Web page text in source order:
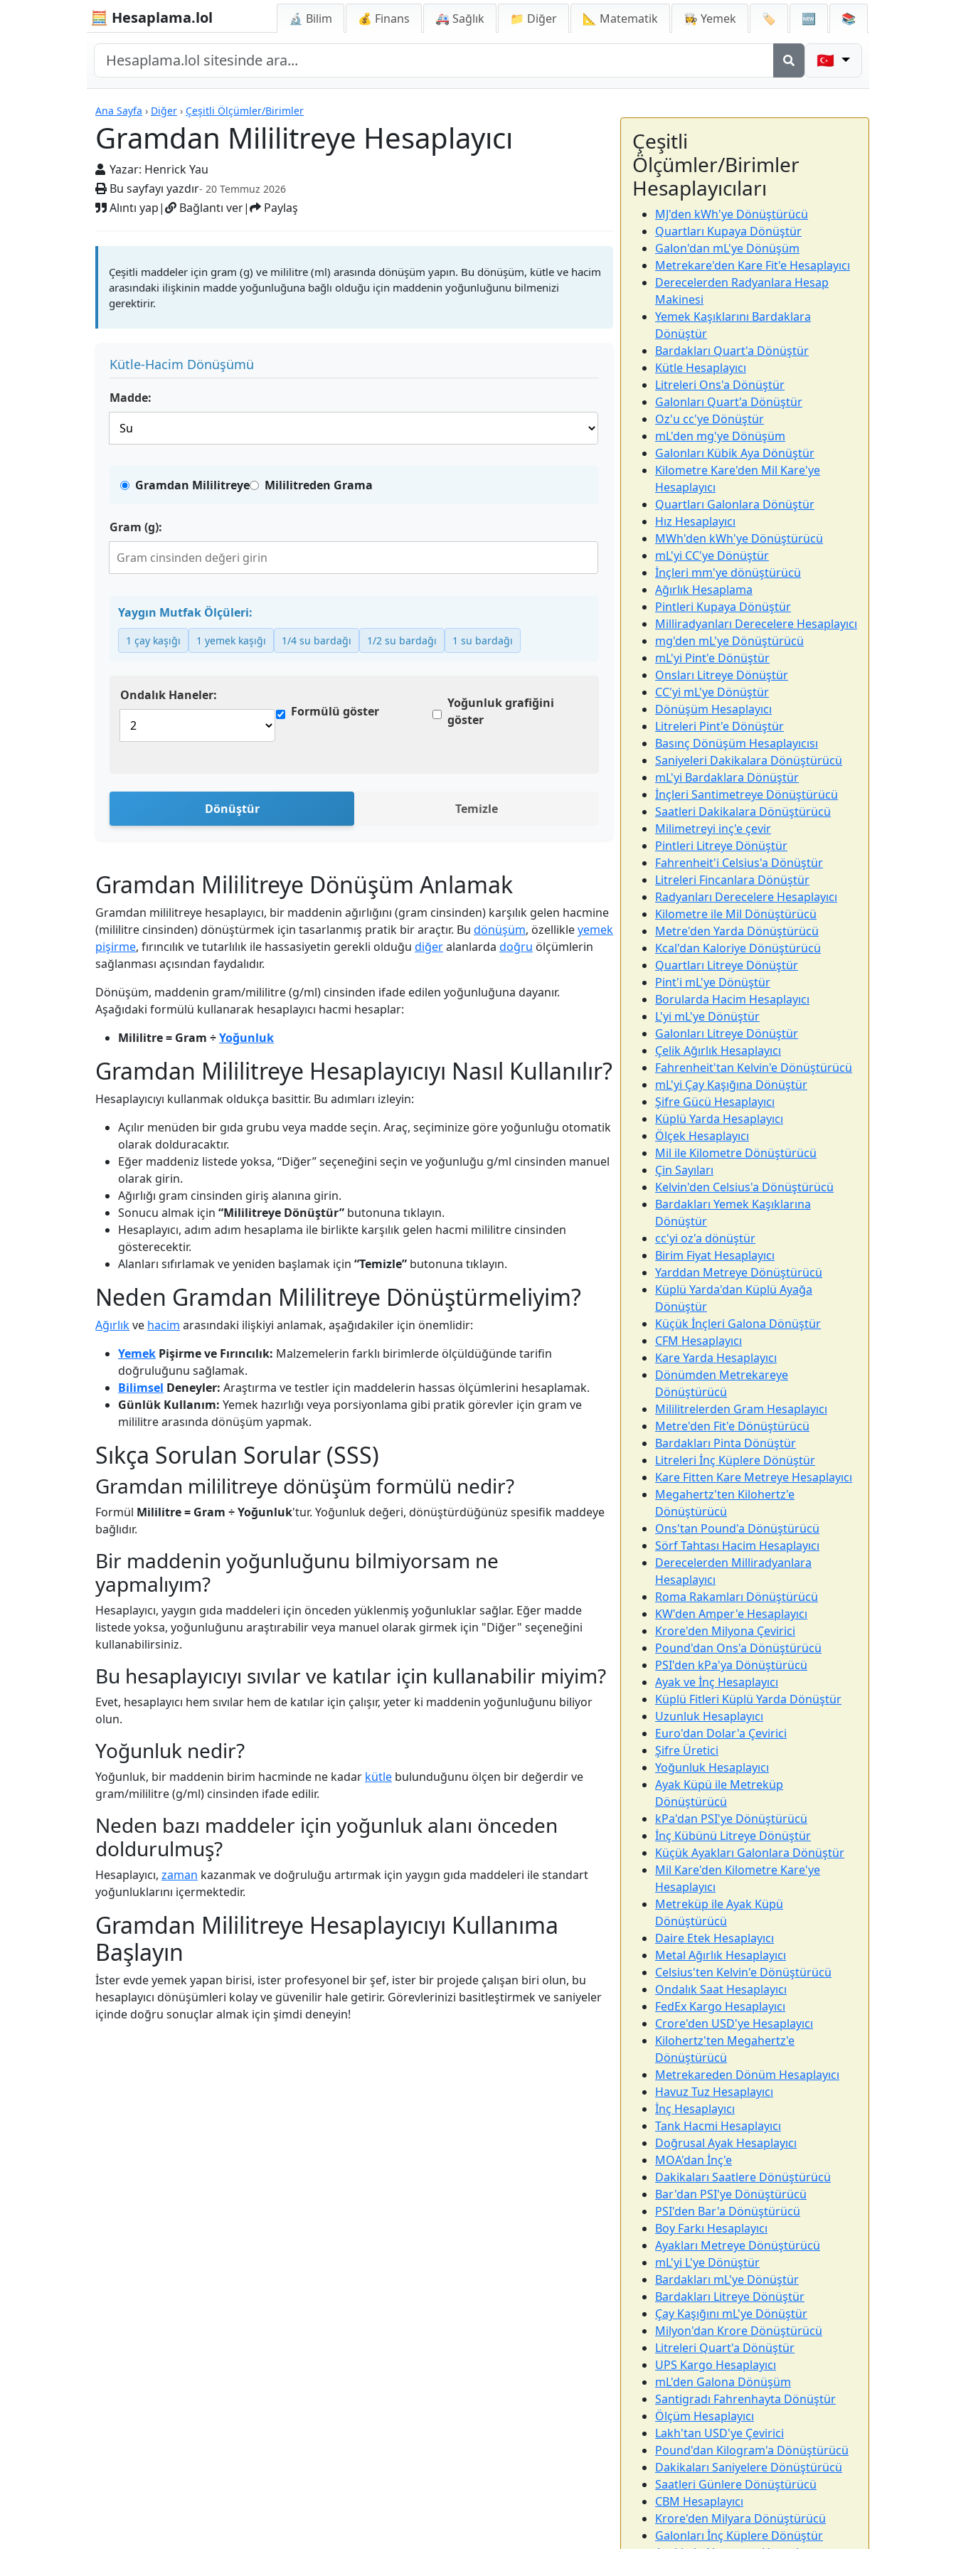
🧮 Hesaplama.lol 🔬 Bilim 💰 Finans 🚑 Sağlık 📁 Diğer 📐 Matematik 👩‍🍳 Yemek 🏷️ 🆕 📚
🇹🇷
Ana Sayfa › Diğer › Çeşitli Ölçümler/Birimler
Gramdan Mililitreye Hesaplayıcı
Yazar: Henrick Yau
Bu sayfayı yazdır- 20 Temmuz 2026
Alıntı yap| Bağlantı ver| Paylaş
Hesap Makineleri
Çeşitli maddeler için gram (g) ve mililitre (ml) arasında dönüşüm yapın. Bu dönüşüm, kütle ve hacim
arasındaki ilişkinin madde yoğunluğuna bağlı olduğu için maddenin yoğunluğunu bilmenizi
gerektirir.
Kütle-Hacim Dönüşümü
Madde:
Gramdan Mililitreye Mililitreden Grama
Gram (g):
Yaygın Mutfak Ölçüleri:
1 çay kaşığı 1 yemek kaşığı 1/4 su bardağı 1/2 su bardağı 1 su bardağı
Ondalık Haneler:
Formülü göster
Yoğunluk grafiğini
göster
Dönüştür Temizle
Gramdan Mililitreye Dönüşüm Anlamak
Gramdan mililitreye hesaplayıcı, bir maddenin ağırlığını (gram cinsinden) karşılık gelen hacmine
(mililitre cinsinden) dönüştürmek için tasarlanmış pratik bir araçtır. Bu dönüşüm, özellikleyemek
pişirme, fırıncılık ve tutarlılık ile hassasiyetin gerekli olduğu diğeralanlarda doğru ölçümlerin
sağlanması açısından faydalıdır.
Dönüşüm, maddenin gram/mililitre (g/ml) cinsinden ifade edilen yoğunluğuna dayanır.
Aşağıdaki formülü kullanarak hesaplayıcı hacmi hesaplar:
Mililitre = Gram ÷Yoğunluk
Gramdan Mililitreye Hesaplayıcıyı Nasıl Kullanılır?
Hesaplayıcıyı kullanmak oldukça basittir. Bu adımları izleyin:
Açılır menüden bir gıda grubu veya madde seçin. Araç, seçiminize göre yoğunluğu otomatik
olarak dolduracaktır.
Eğer maddeniz listede yoksa, “Diğer” seçeneğini seçin ve yoğunluğu g/ml cinsinden manuel
olarak girin.
Ağırlığı gram cinsinden giriş alanına girin.
Sonucu almak için “Mililitreye Dönüştür” butonuna tıklayın.
Hesaplayıcı, adım adım hesaplama ile birlikte karşılık gelen hacmi mililitre cinsinden
gösterecektir.
Alanları sıfırlamak ve yeniden başlamak için “Temizle” butonuna tıklayın.
Neden Gramdan Mililitreye Dönüştürmeliyim?
Ağırlıkve hacim arasındaki ilişkiyi anlamak, aşağıdakiler için önemlidir:
Yemek Pişirme ve Fırıncılık: Malzemelerin farklı birimlerde ölçüldüğünde tarifin
doğruluğunu sağlamak.
Bilimsel Deneyler: Araştırma ve testler için maddelerin hassas ölçümlerini hesaplamak.
Günlük Kullanım: Yemek hazırlığı veya porsiyonlama gibi pratik görevler için gram ve
mililitre arasında dönüşüm yapmak.
Sıkça Sorulan Sorular (SSS)
Gramdan mililitreye dönüşüm formülü nedir?
Formül Mililitre = Gram ÷ Yoğunluk'tur. Yoğunluk değeri, dönüştürdüğünüz spesifik maddeye
bağlıdır.
Bir maddenin yoğunluğunu bilmiyorsam ne
yapmalıyım?
Hesaplayıcı, yaygın gıda maddeleri için önceden yüklenmiş yoğunluklar sağlar. Eğer madde
listede yoksa, yoğunluğunu araştırabilir veya manuel olarak girmek için "Diğer" seçeneğini
kullanabilirsiniz.
Bu hesaplayıcıyı sıvılar ve katılar için kullanabilir miyim?
Evet, hesaplayıcı hem sıvılar hem de katılar için çalışır, yeter ki maddenin yoğunluğunu biliyor
olun.
Yoğunluk nedir?
Yoğunluk, bir maddenin birim hacminde ne kadar kütle bulunduğunu ölçen bir değerdir ve
gram/mililitre (g/ml) cinsinden ifade edilir.
Neden bazı maddeler için yoğunluk alanı önceden
doldurulmuş?
Hesaplayıcı, zaman kazanmak ve doğruluğu artırmak için yaygın gıda maddeleri ile standart
yoğunluklarını içermektedir.
Gramdan Mililitreye Hesaplayıcıyı Kullanıma
Başlayın
İster evde yemek yapan birisi, ister profesyonel bir şef, ister bir projede çalışan biri olun, bu
hesaplayıcı dönüşümleri kolay ve güvenilir hale getirir. Görevlerinizi basitleştirmek ve saniyeler
içinde doğru sonuçlar almak için şimdi deneyin!
Çeşitli
Ölçümler/Birimler
Hesaplayıcıları
MJ'den kWh'ye Dönüştürücü
Quartları Kupaya Dönüştür
Galon'dan mL'ye Dönüşüm
Metrekare'den Kare Fit'e Hesaplayıcı
Derecelerden Radyanlara Hesap
Makinesi
Yemek Kaşıklarını Bardaklara
Dönüştür
Bardakları Quart'a Dönüştür
Kütle Hesaplayıcı
Litreleri Ons'a Dönüştür
Galonları Quart'a Dönüştür
Oz'u cc'ye Dönüştür
mL'den mg'ye Dönüşüm
Galonları Kübik Aya Dönüştür
Kilometre Kare'den Mil Kare'ye
Hesaplayıcı
Quartları Galonlara Dönüştür
Hız Hesaplayıcı
MWh'den kWh'ye Dönüştürücü
mL'yi CC'ye Dönüştür
İnçleri mm'ye dönüştürücü
Ağırlık Hesaplama
Pintleri Kupaya Dönüştür
Milliradyanları Derecelere Hesaplayıcı
mg'den mL'ye Dönüştürücü
mL'yi Pint'e Dönüştür
Onsları Litreye Dönüştür
CC'yi mL'ye Dönüştür
Dönüşüm Hesaplayıcı
Litreleri Pint'e Dönüştür
Basınç Dönüşüm Hesaplayıcısı
Saniyeleri Dakikalara Dönüştürücü
mL'yi Bardaklara Dönüştür
İnçleri Santimetreye Dönüştürücü
Saatleri Dakikalara Dönüştürücü
Milimetreyi inç'e çevir
Pintleri Litreye Dönüştür
Fahrenheit'i Celsius'a Dönüştür
Litreleri Fincanlara Dönüştür
Radyanları Derecelere Hesaplayıcı
Kilometre ile Mil Dönüştürücü
Metre'den Yarda Dönüştürücü
Kcal'dan Kaloriye Dönüştürücü
Quartları Litreye Dönüştür
Pint'i mL'ye Dönüştür
Borularda Hacim Hesaplayıcı
L'yi mL'ye Dönüştür
Galonları Litreye Dönüştür
Çelik Ağırlık Hesaplayıcı
Fahrenheit'tan Kelvin'e Dönüştürücü
mL'yi Çay Kaşığına Dönüştür
Şifre Gücü Hesaplayıcı
Küplü Yarda Hesaplayıcı
Ölçek Hesaplayıcı
Mil ile Kilometre Dönüştürücü
Çin Sayıları
Kelvin'den Celsius'a Dönüştürücü
Bardakları Yemek Kaşıklarına
Dönüştür
cc'yi oz'a dönüştür
Birim Fiyat Hesaplayıcı
Yarddan Metreye Dönüştürücü
Küplü Yarda'dan Küplü Ayağa
Dönüştür
Küçük İnçleri Galona Dönüştür
CFM Hesaplayıcı
Kare Yarda Hesaplayıcı
Dönümden Metrekareye
Dönüştürücü
Mililitrelerden Gram Hesaplayıcı
Metre'den Fit'e Dönüştürücü
Bardakları Pinta Dönüştür
Litreleri İnç Küplere Dönüştür
Kare Fitten Kare Metreye Hesaplayıcı
Megahertz'ten Kilohertz'e
Dönüştürücü
Ons'tan Pound'a Dönüştürücü
Sörf Tahtası Hacim Hesaplayıcı
Derecelerden Milliradyanlara
Hesaplayıcı
Roma Rakamları Dönüştürücü
KW'den Amper'e Hesaplayıcı
Krore'den Milyona Çevirici
Pound'dan Ons'a Dönüştürücü
PSI'den kPa'ya Dönüştürücü
Ayak ve İnç Hesaplayıcı
Küplü Fitleri Küplü Yarda Dönüştür
Uzunluk Hesaplayıcı
Euro'dan Dolar'a Çevirici
Şifre Üretici
Yoğunluk Hesaplayıcı
Ayak Küpü ile Metreküp
Dönüştürücü
kPa'dan PSI'ye Dönüştürücü
İnç Kübünü Litreye Dönüştür
Küçük Ayakları Galonlara Dönüştür
Mil Kare'den Kilometre Kare'ye
Hesaplayıcı
Metreküp ile Ayak Küpü
Dönüştürücü
Daire Etek Hesaplayıcı
Metal Ağırlık Hesaplayıcı
Celsius'ten Kelvin'e Dönüştürücü
Ondalık Saat Hesaplayıcı
FedEx Kargo Hesaplayıcı
Crore'den USD'ye Hesaplayıcı
Kilohertz'ten Megahertz'e
Dönüştürücü
Metrekareden Dönüm Hesaplayıcı
Havuz Tuz Hesaplayıcı
İnç Hesaplayıcı
Tank Hacmi Hesaplayıcı
Doğrusal Ayak Hesaplayıcı
MOA'dan İnç'e
Dakikaları Saatlere Dönüştürücü
Bar'dan PSI'ye Dönüştürücü
PSI'den Bar'a Dönüştürücü
Boy Farkı Hesaplayıcı
Ayakları Metreye Dönüştürücü
mL'yi L'ye Dönüştür
Bardakları mL'ye Dönüştür
Bardakları Litreye Dönüştür
Çay Kaşığını mL'ye Dönüştür
Milyon'dan Krore Dönüştürücü
Litreleri Quart'a Dönüştür
UPS Kargo Hesaplayıcı
mL'den Galona Dönüşüm
Santigradı Fahrenhayta Dönüştür
Ölçüm Hesaplayıcı
Lakh'tan USD'ye Çevirici
Pound'dan Kilogram'a Dönüştürücü
Dakikaları Saniyelere Dönüştürücü
Saatleri Günlere Dönüştürücü
CBM Hesaplayıcı
Krore'den Milyara Dönüştürücü
Galonları İnç Küplere Dönüştür